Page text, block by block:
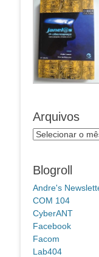
Arquivos
Arquivos
Blogroll
Andre's
COM 104
CyberANT
Facebook
Facom
Lab404